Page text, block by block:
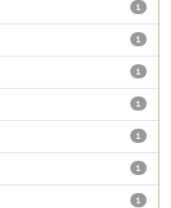
1
1
1
1
1
1
1